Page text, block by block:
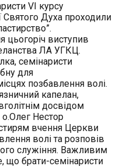
VI курсу
Святого Духа проходили
цьогоріч виступив
ЛА УГКЦ.
семінаристи
для
позбавлення волі.
капелан,
досвідом
о.Олег Нестор
вчення Церкви
волі та розповів
служіння. Важливим
що брати-семінаристи